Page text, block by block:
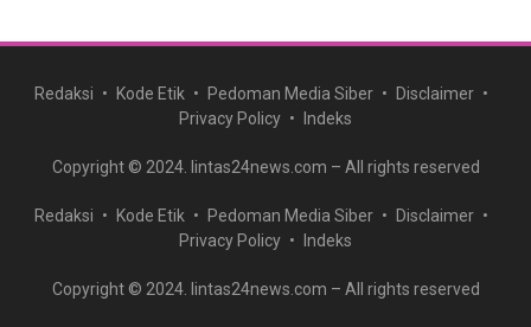
Redaksi Kode Etik Pedoman Media Siber
Disclaimer
Privacy Policy
Indeks
Copyright © 2024. lintas24news.com – All rights reserved
Redaksi Kode Etik Pedoman Media Siber
Disclaimer
Privacy Policy
Indeks
Copyright © 2024. lintas24news.com – All rights reserved